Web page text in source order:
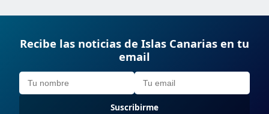
Recibe las noticias de Islas Canarias en tu
email
Suscribirme